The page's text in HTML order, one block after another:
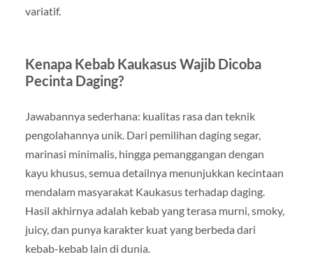
variatif.
Kenapa Kebab Kaukasus Wajib Dicoba
Pecinta Daging?
Jawabannya sederhana: kualitas rasa dan teknik
pengolahannya unik. Dari pemilihan daging segar,
marinasi minimalis, hingga pemanggangan dengan
kayu khusus, semua detailnya menunjukkan kecintaan
mendalam masyarakat Kaukasus terhadap daging.
Hasil akhirnya adalah kebab yang terasa murni, smoky,
juicy, dan punya karakter kuat yang berbeda dari
kebab-kebab lain di dunia.